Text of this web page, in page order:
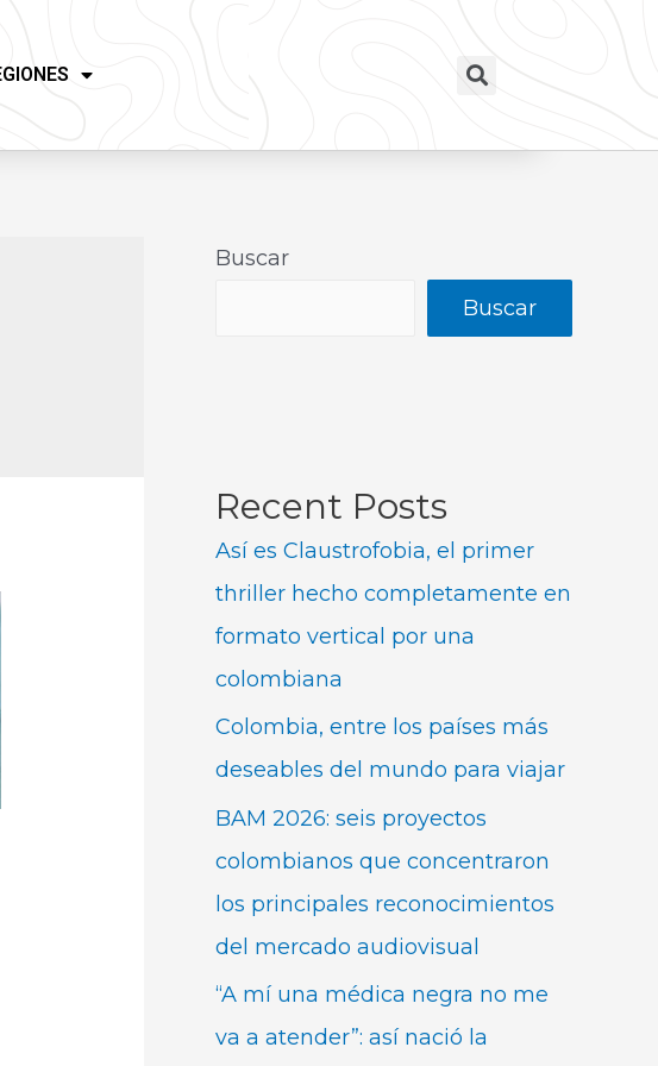
Buscar
Buscar
Recent Posts
Así es Claustrofobia, el primer
thriller hecho completamente en
formato vertical por una
colombiana
Colombia, entre los países más
deseables del mundo para viajar
BAM 2026: seis proyectos
colombianos que concentraron
los principales reconocimientos
del mercado audiovisual
“A mí una médica negra no me
va a atender”: así nació la